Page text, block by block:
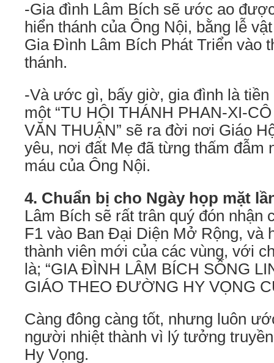
-Gia đình Lâm Bích sẽ ước ao
hiển thánh của Ông Nội, bằng lễ
Gia Đình Lâm Bích Phát Triển vào
thánh.
-Và ước gì, bấy giờ, gia đình là
một “TU HỘI THÁNH PHAN-XI-
VĂN THUẬN” sẽ ra đời nơi Giáo
yêu, nơi đất Mẹ đã từng thấm đẫm
máu của Ông Nội.
4. Chuẩn bị cho Ngày họp mặt
Lâm Bích sẽ rất trân quý đón nhận
F1 vào Ban Đại Diện Mở Rộng, và
thành viên mới của các vùng, với
là; “GIA ĐÌNH LÂM BÍCH SỐNG
GIÁO THEO ĐƯỜNG HY VỌNG
Càng đông càng tốt, nhưng luôn
người nhiệt thành vì lý tưởng
Hy Vọng.